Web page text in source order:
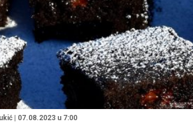
"
| 07.08.2023 u 7:00